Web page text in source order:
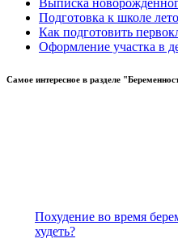
Выписка
Подготовка к школе
Как подготовить
Оформление участка в
Самое интересное в разделе
Похудение во время
худеть?